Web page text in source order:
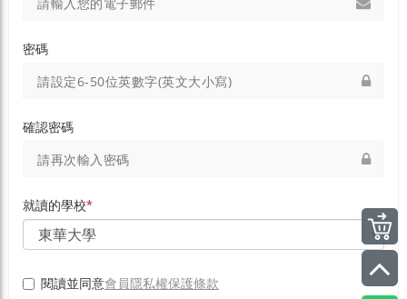
密碼
確認密碼
就讀的學校*
閱讀並同意會員隱私權保護條款